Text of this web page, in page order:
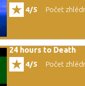
4/5 Počet
24 hours to Death
4/5 Počet